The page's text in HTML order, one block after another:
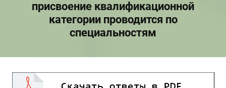
присвоение квалификационной
категории проводится по
специальностям